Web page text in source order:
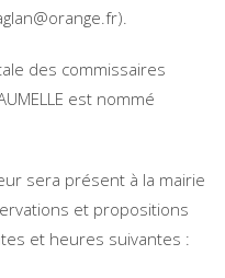
des commissaires
est nommé
sera présent à la mairie
et propositions
et heures suivantes :